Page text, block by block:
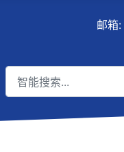
邮箱:
搜索